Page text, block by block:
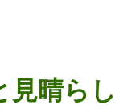
見晴らし